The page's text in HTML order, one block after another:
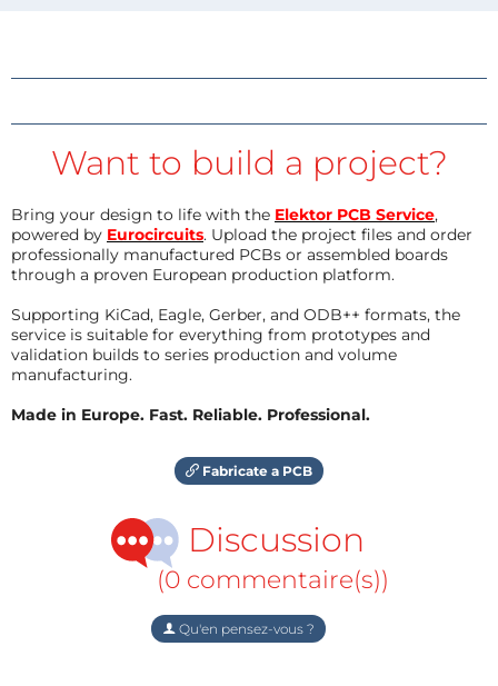
Want to build a project?
Bring your design to life with the Elektor PCB Service,
powered by Eurocircuits. Upload the project files and order
professionally manufactured PCBs or assembled boards
through a proven European production platform.
Supporting KiCad, Eagle, Gerber, and ODB++ formats, the
service is suitable for everything from prototypes and
validation builds to series production and volume
manufacturing.
Made in Europe. Fast. Reliable. Professional.
Fabricate a PCB
Discussion
(0 commentaire(s))
Qu'en pensez-vous ?